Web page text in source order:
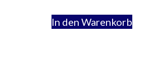
In den Warenkorb